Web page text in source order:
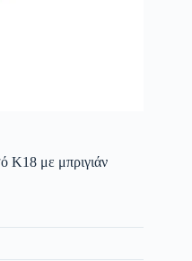
Κ18 με μπριγιάν